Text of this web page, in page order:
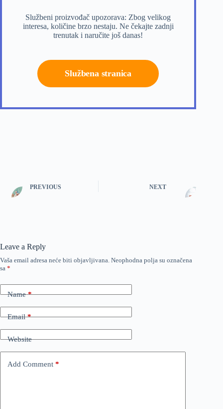
Službeni proizvođač upozorava: Zbog velikog
interesa, količine brzo nestaju. Ne čekajte zadnji
trenutak i naručite još danas!
Službena stranica
PREVIOUS NEXT
Leave a Reply
Vaša email adresa neće biti objavljivana. Neophodna polja su označena
sa *
Name*
Email*
Website
Add Comment *